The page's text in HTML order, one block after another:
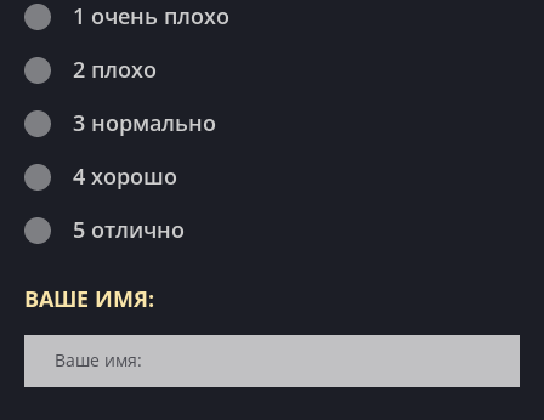
1 очень плохо
2 плохо
3 нормально
4 хорошо
5 отлично
ВАШЕ ИМЯ: